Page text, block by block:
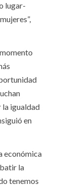
lugar-
la igualdad
en
económica
la
tenemos